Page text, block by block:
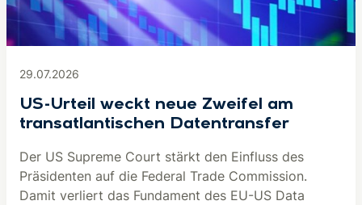
29.07.2026
US-Urteil weckt neue Zweifel am
transatlantischen Datentransfer
Der US Supreme Court stärkt den Einfluss des
Präsidenten auf die Federal Trade Commission.
Damit verliert das Fundament des EU-US Data